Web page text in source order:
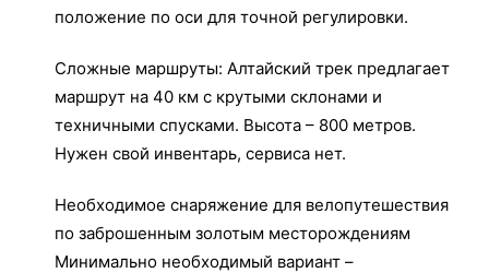
положение по оси для точной регулировки.
Сложные маршруты: Алтайский трек предлагает
маршрут на 40 км с крутыми склонами и
техничными спусками. Высота – 800 метров.
Нужен свой инвентарь, сервиса нет.
Необходимое снаряжение для велопутешествия
по заброшенным золотым месторождениям
Минимально необходимый вариант –